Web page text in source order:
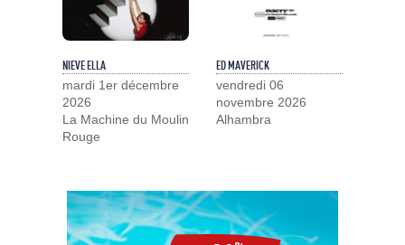
NIEVE ELLA
mardi 1er décembre
2026
La Machine du Moulin
Rouge
ED MAVERICK
vendredi 06
novembre 2026
Alhambra